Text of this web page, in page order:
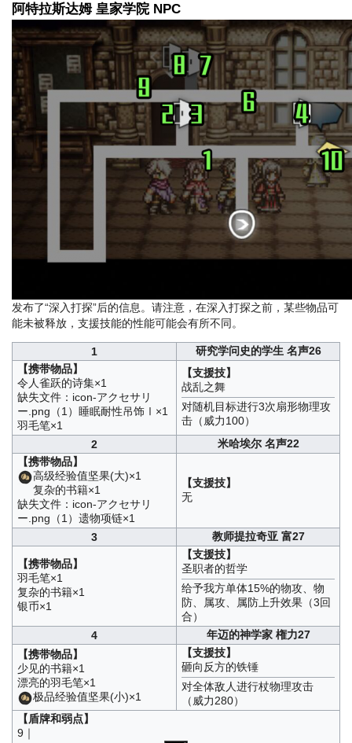
阿特拉斯达姆 皇家学院 NPC
发布了“深入打探”后的信息。请注意，在深入打探之前，某些物品可
能未被释放，支援技能的性能可能会有所不同。
1
研究学问史的学生 名声26
【携带物品】
令人雀跃的诗集×1
缺失文件：icon-アクセサリ
ー.png（1）睡眠耐性吊饰Ⅰ×1
羽毛笔×1
【支援技】
战乱之舞
对随机目标进行3次扇形物理攻
击（威力100）
2
米哈埃尔 名声22
【携带物品】
高级经验值坚果(大)×1
复杂的书籍×1
缺失文件：icon-アクセサリ
ー.png（1）遗物项链×1
【支援技】
无
3 教师提拉奇亚 富27
【携带物品】
羽毛笔×1
复杂的书籍×1
银币×1
【支援技】
圣职者的哲学
给予我方单体15%的物攻、物
防、属攻、属防上升效果（3回
合）
4
年迈的神学家 権力27
【携带物品】
少见的书籍×1
漂亮的羽毛笔×1
极品经验值坚果(小)×1
【支援技】
砸向反方的铁锤
对全体敌人进行杖物理攻击
（威力280）
【盾牌和弱点】
9｜